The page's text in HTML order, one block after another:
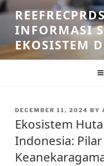
Skip
to
contentINFORMASI
EKOSISTEM
POSTED
ON
DECEMBER 11, 2024 BY
Ekosistem
Indonesia: